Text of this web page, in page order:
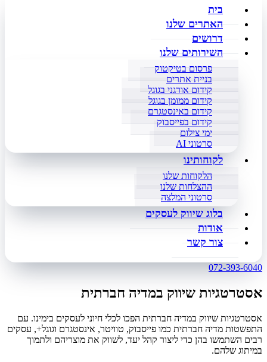
בית
האתרים שלנו
דרושים
השירותים שלנו
פרסום בטיקטוק
בניית אתרים
קידום אורגני בגוגל
קידום ממומן בגוגל
קידום באינסטגרם
קידום בפייסבוק
ימי צילום
סרטוני AI
לקוחותינו
הלקוחות שלנו
ההצלחות שלנו
סרטוני המלצה
בלוג שיווק לעסקים
אודות
צור קשר
072-393-6040
אסטרטגיות שיווק במדיה חברתית
אסטרטגיות שיווק במדיה חברתית הפכו לכלי חיוני לעסקים בימינו. עם
התפשטות מדיה חברתית כמו פייסבוק, טוויטר, אינסטגרם וגוגל+, עסקים
רבים השתמשו בהן כדי ליצור קהל יעד, לשווק את מוצריהם ולתמוך
במיתוג שלהם.